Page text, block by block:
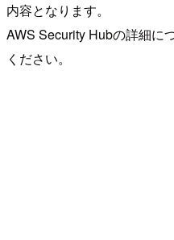
内容となります。
AWS Security Hubの詳細に
ください。